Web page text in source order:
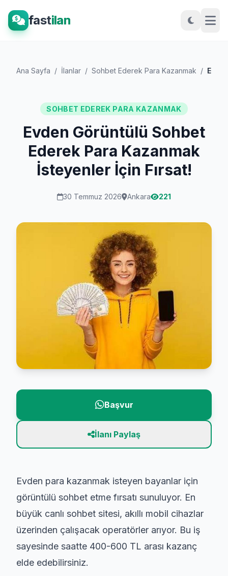
fastilan
Ana Sayfa / İlanlar / Sohbet Ederek Para Kazanmak /
SOHBET EDEREK PARA KAZANMAK
Evden Görüntülü Sohbet
Ederek Para Kazanmak
İsteyenler İçin Fırsat!
30 Temmuz 2026 Ankara 221
Başvur
İlanı Paylaş
Evden para kazanmak isteyen bayanlar için
görüntülü sohbet etme fırsatı sunuluyor. En
büyük canlı sohbet sitesi, akıllı mobil cihazlar
üzerinden çalışacak operatörler arıyor. Bu iş
sayesinde saatte 400-600 TL arası kazanç
elde edebilirsiniz.